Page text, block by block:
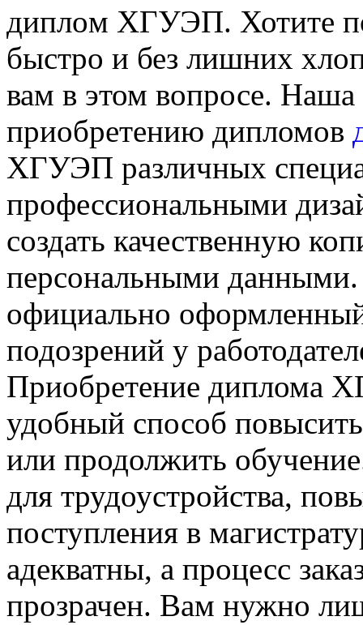
диплoм XГУЭП. Хотите
быстро и без лишних
вам в этом вопросе. Наша
приобретению дипломов
ХГУЭП различных
профессиональными
создать качественную
персональными данными.
официально
подозрений у
Приобретение диплома
удобный способ
или продолжить
для трудоустройства,
поступления в
адекватны, а процесс
прозрачен. Вам нужно